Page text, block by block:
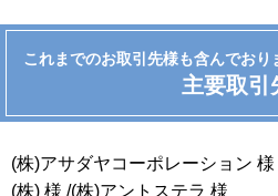
これまでのお取引先様も含んでおり
主要取引
(株)アサダヤコーポレーション
(株) 様 /(株)アントステラ 様